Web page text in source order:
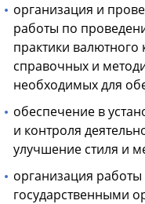
организация и
работы по
практики валютного
справочных и
необходимых для
обеспечение в
и контроля
улучшение стиля и
организация
государственными